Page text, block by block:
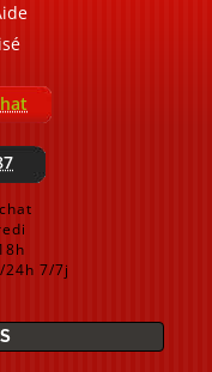
7/7j